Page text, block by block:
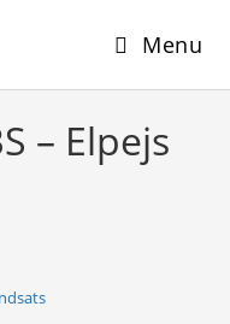
Menu
– Elpejs